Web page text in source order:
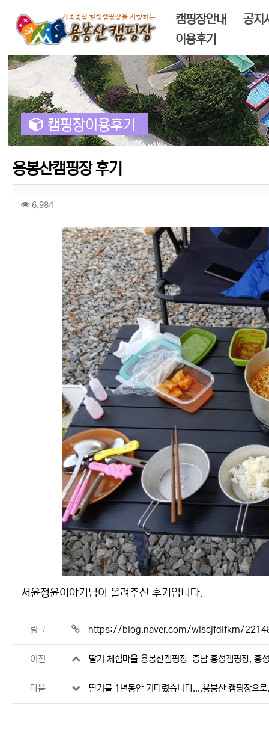
메인 메뉴
캠핑장안내
공지
이용후기
캠핑장이용후기
용봉산캠핑장 후기
컨텐츠 정보
6,984조회
서윤정윤이야기님이 올려주신 후기입니다.
관련자료
링크 https://blog.naver.com/wlscjfdlfkrn/
이전 딸기 체험마을 용봉산캠핑장-충남 홍성캠핑장, 홍
다음 딸기를 1년동안 기다렸습니다....용봉산 캠핑장으